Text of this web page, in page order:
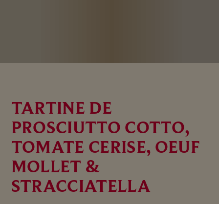
TARTINE DE
PROSCIUTTO COTTO,
TOMATE CERISE, OEUF
MOLLET &
STRACCIATELLA